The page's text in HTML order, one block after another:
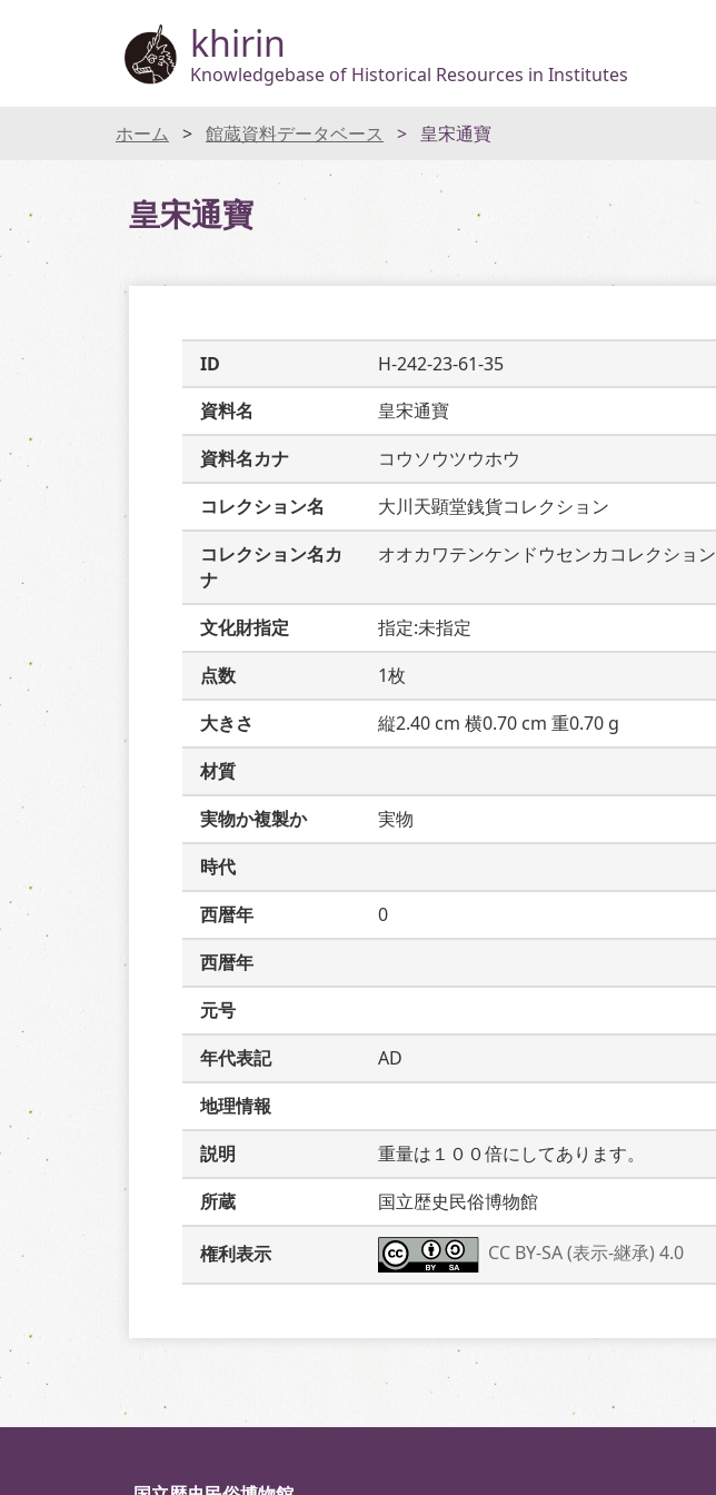
khirin
Knowledgebase of Historical Resources in Institutes
ホーム 館蔵資料データベース 皇宋通寶
皇宋通寶
ID
H-242-23-61-35
資料名
皇宋通寶
資料名カナ
コウソウツウホウ
コレクション名
大川天顕堂銭貨コレクション
コレクション名カ
ナ
オオカワテンケンドウセンカコレクション
文化財指定
指定:未指定
点数
1枚
大きさ
縦2.40 cm 横0.70 cm 重0.70 g
材質
実物か複製か
実物
時代
西暦年
0
西暦年
元号
年代表記
AD
地理情報
説明
重量は１００倍にしてあります。
所蔵
国立歴史民俗博物館
権利表示 CC BY-SA (表示-継承) 4.0